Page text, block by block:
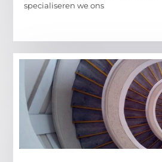
specialiseren we ons